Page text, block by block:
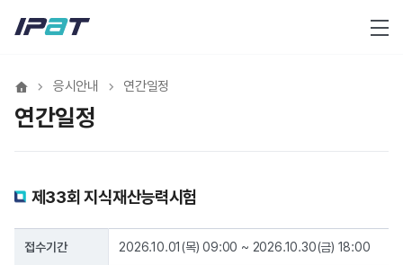
메뉴
응시안내 연간일정
연간일정
제33회 지식재산능력시험
접수기간 2026.10.01(목) 09:00 ~ 2026.10.30(금) 18:00